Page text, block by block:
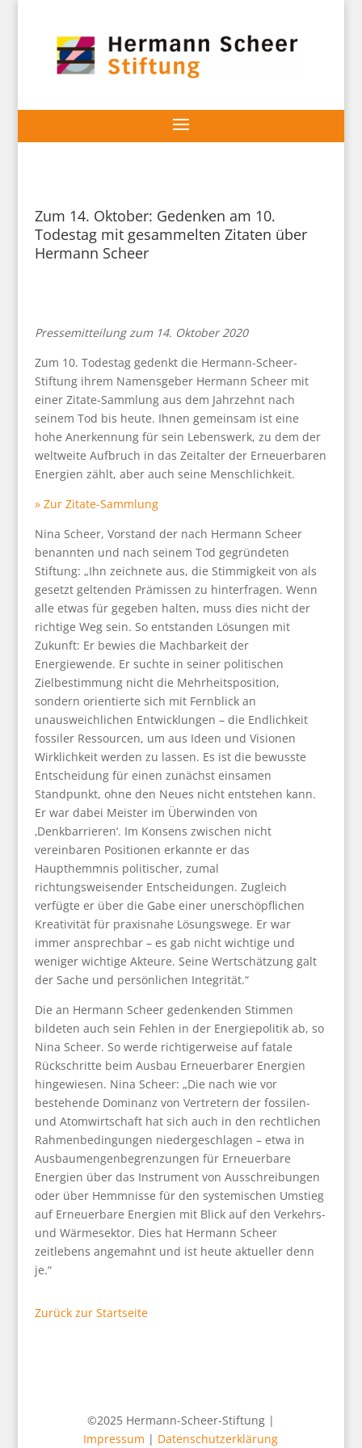
Zum 14. Oktober: Gedenken am 10.
Todestag mit gesammelten Zitaten über
Hermann Scheer
Pressemitteilung zum 14. Oktober 2020
Zum 10. Todestag gedenkt die Hermann-Scheer-
Stiftung ihrem Namensgeber Hermann Scheer mit
einer Zitate-Sammlung aus dem Jahrzehnt nach
seinem Tod bis heute. Ihnen gemeinsam ist eine
hohe Anerkennung für sein Lebenswerk, zu dem der
weltweite Aufbruch in das Zeitalter der Erneuerbaren
Energien zählt, aber auch seine Menschlichkeit.
» Zur Zitate-Sammlung
Nina Scheer, Vorstand der nach Hermann Scheer
benannten und nach seinem Tod gegründeten
Stiftung: „Ihn zeichnete aus, die Stimmigkeit von als
gesetzt geltenden Prämissen zu hinterfragen. Wenn
alle etwas für gegeben halten, muss dies nicht der
richtige Weg sein. So entstanden Lösungen mit
Zukunft: Er bewies die Machbarkeit der
Energiewende. Er suchte in seiner politischen
Zielbestimmung nicht die Mehrheitsposition,
sondern orientierte sich mit Fernblick an
unausweichlichen Entwicklungen – die Endlichkeit
fossiler Ressourcen, um aus Ideen und Visionen
Wirklichkeit werden zu lassen. Es ist die bewusste
Entscheidung für einen zunächst einsamen
Standpunkt, ohne den Neues nicht entstehen kann.
Er war dabei Meister im Überwinden von
‚Denkbarrieren‘. Im Konsens zwischen nicht
vereinbaren Positionen erkannte er das
Haupthemmnis politischer, zumal
richtungsweisender Entscheidungen. Zugleich
verfügte er über die Gabe einer unerschöpflichen
Kreativität für praxisnahe Lösungswege. Er war
immer ansprechbar – es gab nicht wichtige und
weniger wichtige Akteure. Seine Wertschätzung galt
der Sache und persönlichen Integrität.“
Die an Hermann Scheer gedenkenden Stimmen
bildeten auch sein Fehlen in der Energiepolitik ab, so
Nina Scheer. So werde richtigerweise auf fatale
Rückschritte beim Ausbau Erneuerbarer Energien
hingewiesen. Nina Scheer: „Die nach wie vor
bestehende Dominanz von Vertretern der fossilen-
und Atomwirtschaft hat sich auch in den rechtlichen
Rahmenbedingungen niedergeschlagen – etwa in
Ausbaumengenbegrenzungen für Erneuerbare
Energien über das Instrument von Ausschreibungen
oder über Hemmnisse für den systemischen Umstieg
auf Erneuerbare Energien mit Blick auf den Verkehrs-
und Wärmesektor. Dies hat Hermann Scheer
zeitlebens angemahnt und ist heute aktueller denn
je.“
Zurück zur Startseite
©2025 Hermann-Scheer-Stiftung |
Impressum | Datenschutzerklärung